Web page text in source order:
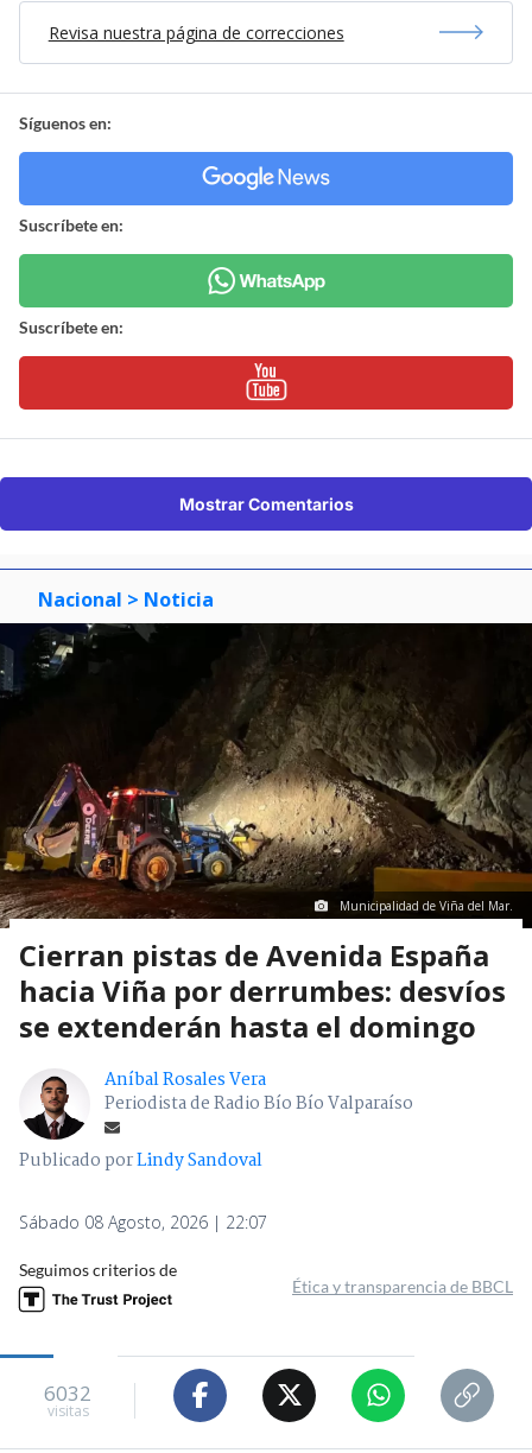
Revisa nuestra página de correcciones
Síguenos en:
Suscríbete en:
Suscríbete en:
Mostrar Comentarios
Nacional > Noticia
Municipalidad de Viña del Mar.
Cierran pistas de Avenida España
hacia Viña por derrumbes: desvíos
se extenderán hasta el domingo
Aníbal Rosales Vera
Periodista de Radio Bío Bío Valparaíso
Publicado porLindy Sandoval
Sábado 08 Agosto, 2026 | 22:07
Seguimos criterios de
Ética y transparencia de BBCL
6032
visitas